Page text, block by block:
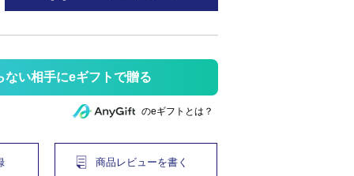
ない相手にeギフトで贈る
のeギフトとは？
商品レビューを書く